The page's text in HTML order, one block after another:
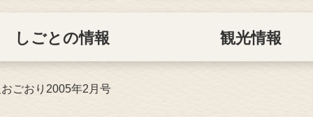
しごとの情報 観光情報
ごおり2005年2月号